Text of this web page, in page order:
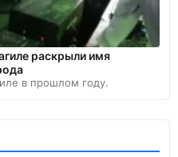
раскрыли имя
в прошлом году.